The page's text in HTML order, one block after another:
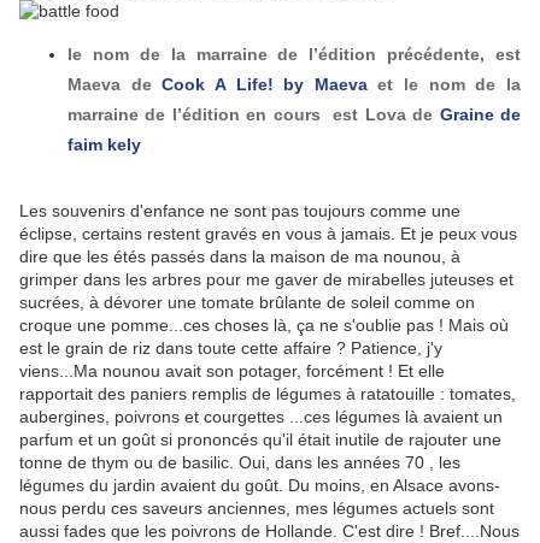
le nom de la marraine de l’édition précédente, est
Maeva deCook A Life! by Maevaet le nom de la
marraine de l’édition en cours est Lova de Graine de
faim kely
Les souvenirs d'enfance ne sont pas toujours comme une
éclipse, certains restent gravés en vous à jamais. Et je peux vous
dire que les étés passés dans la maison de ma nounou, à
grimper dans les arbres pour me gaver de mirabelles juteuses et
sucrées, à dévorer une tomate brûlante de soleil comme on
croque une pomme...ces choses là, ça ne s'oublie pas ! Mais où
est le grain de riz dans toute cette affaire ? Patience, j'y
viens...Ma nounou avait son potager, forcément ! Et elle
rapportait des paniers remplis de légumes à ratatouille : tomates,
aubergines, poivrons et courgettes ...ces légumes là avaient un
parfum et un goût si prononcés qu'il était inutile de rajouter une
tonne de thym ou de basilic. Oui, dans les années 70 , les
légumes du jardin avaient du goût. Du moins, en Alsace avons-
nous perdu ces saveurs anciennes, mes légumes actuels sont
aussi fades que les poivrons de Hollande. C'est dire ! Bref....Nous